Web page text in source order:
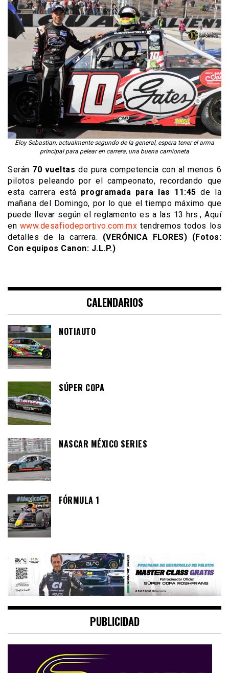
Eloy Sebastian, actualmente segundo de la general, espera tener el arma
principal para pelear en carrera, una buena camioneta
Serán 70 vueltas de pura competencia con al menos 6
pilotos peleando por el campeonato, recordando que
esta carrera está programada para las 11:45 de la
mañana del Domingo, por lo que el tiempo máximo que
puede llevar según el reglamento es a las 13 hrs., Aquí
en www.desafiodeportivo.com.mx tendremos todos los
detalles de la carrera. (VERÓNICA FLORES) (Fotos:
Con equipos Canon: J.L.P.)
CALENDARIOS
NOTIAUTO
SÚPER COPA
NASCAR MÉXICO SERIES
FÓRMULA 1
PUBLICIDAD